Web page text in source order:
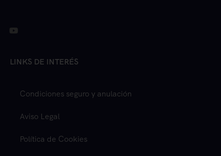
LINKS DE INTERÉS
Condiciones seguro y anulación
Aviso Legal
Política de Cookies